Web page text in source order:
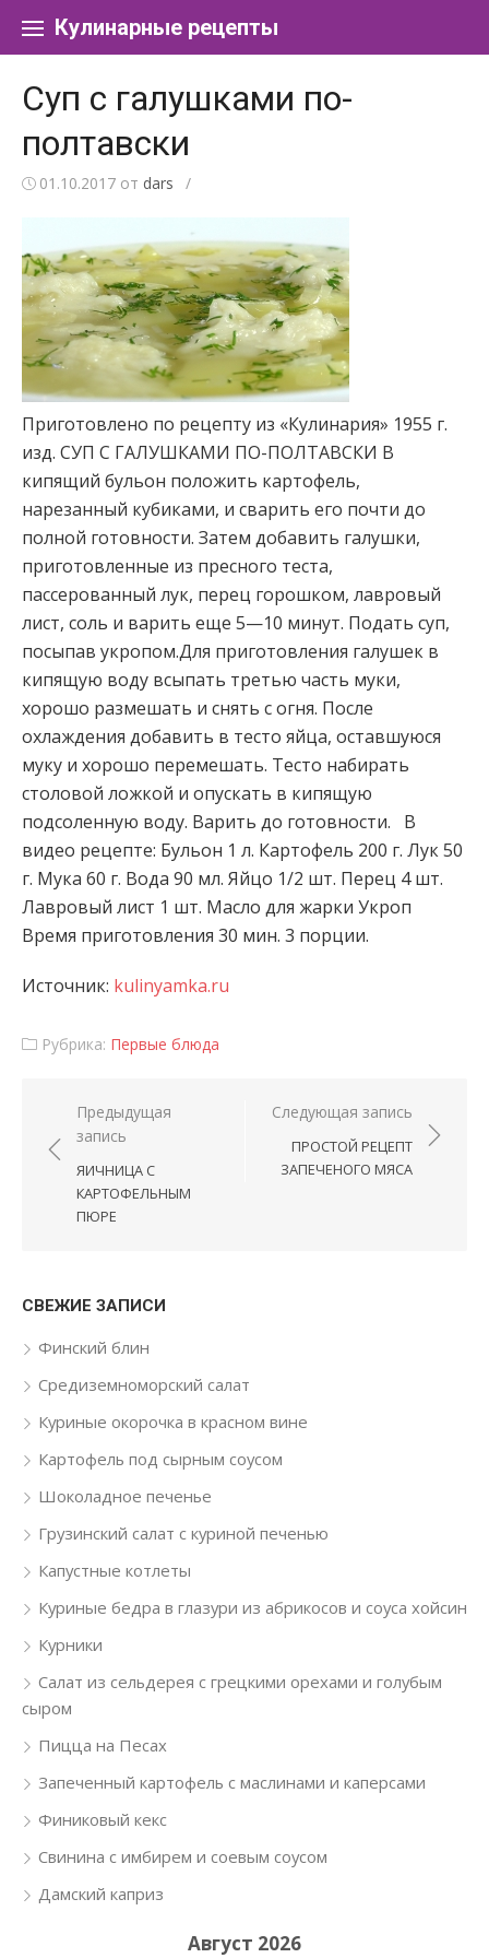
Кулинарные рецепты
Суп с галушками по-
полтавски
01.10.2017 от dars /
Приготовлено по рецепту из «Кулинария» 1955 г.
изд. СУП С ГАЛУШКАМИ ПО-ПОЛТАВСКИ В
кипящий бульон положить картофель,
нарезанный кубиками, и сварить его почти до
полной готовности. Затем добавить галушки,
приготовленные из пресного теста,
пассерованный лук, перец горошком, лавровый
лист, соль и варить еще 5—10 минут. Подать суп,
посыпав укропом.Для приготовления галушек в
кипящую воду всыпать третью часть муки,
хорошо размешать и снять с огня. После
охлаждения добавить в тесто яйца, оставшуюся
муку и хорошо перемешать. Тесто набирать
столовой ложкой и опускать в кипящую
подсоленную воду. Варить до готовности. В
видео рецепте: Бульон 1 л. Картофель 200 г. Лук 50
г. Мука 60 г. Вода 90 мл. Яйцо 1/2 шт. Перец 4 шт.
Лавровый лист 1 шт. Масло для жарки Укроп
Время приготовления 30 мин. 3 порции.
Источник: kulinyamka.ru
Рубрика: Первые блюда
Навигация по записям
Предыдущая
запись
ЯИЧНИЦА С
КАРТОФЕЛЬНЫМ
ПЮРЕ
Следующая запись
ПРОСТОЙ РЕЦЕПТ
ЗАПЕЧЕНОГО МЯСА
СВЕЖИЕ ЗАПИСИ
Финский блин
Средиземноморский салат
Куриные окорочка в красном вине
Картофель под сырным соусом
Шоколадное печенье
Грузинский салат с куриной печенью
Капустные котлеты
Куриные бедра в глазури из абрикосов и соуса хойсин
Курники
Салат из сельдерея с грецкими орехами и голубым
сыром
Пицца на Песах
Запеченный картофель с маслинами и каперсами
Финиковый кекс
Свинина с имбирем и соевым соусом
Дамский каприз
Август 2026